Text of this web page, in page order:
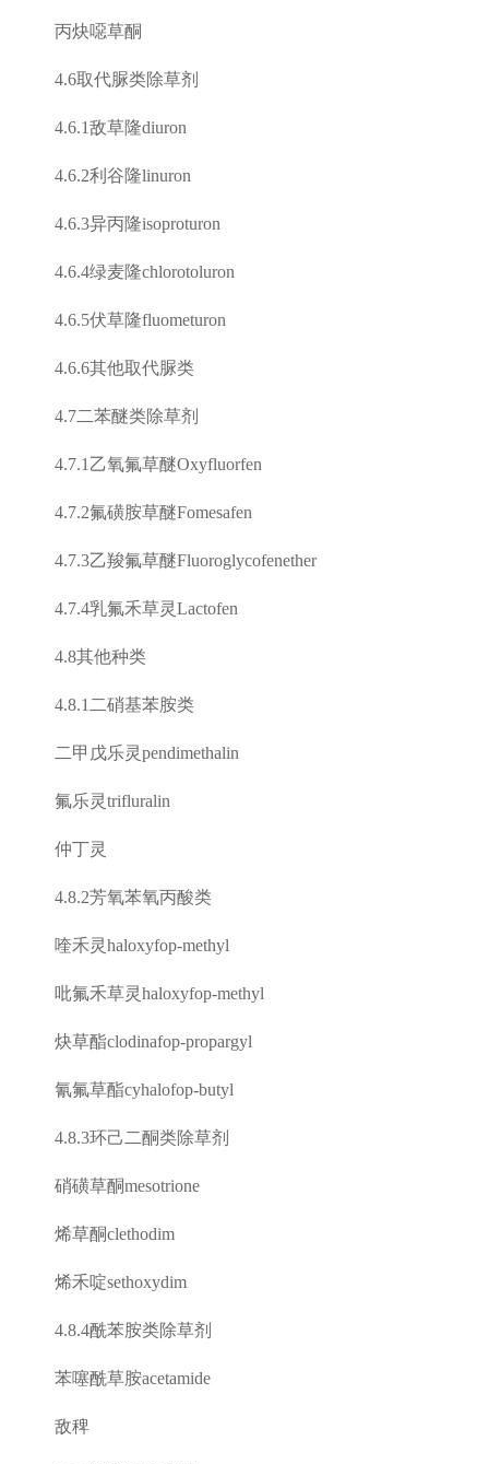
丙炔噁草酮
4.6取代脲类除草剂
4.6.1敌草隆diuron
4.6.2利谷隆linuron
4.6.3异丙隆isoproturon
4.6.4绿麦隆chlorotoluron
4.6.5伏草隆fluometuron
4.6.6其他取代脲类
4.7二苯醚类除草剂
4.7.1 乙氧氟草醚Oxyfluorfen
4.7.2氟磺胺草醚Fomesafen
4.7.3乙羧氟草醚Fluoroglycofenether
4.7.4乳氟禾草灵Lactofen
4.8其他种类
4.8.1 二硝基苯胺类
二甲戊乐灵pendimethalin
氟乐灵trifluralin
仲丁灵
4.8.2芳氧苯氧丙酸类
喹禾灵haloxyfop-methyl
吡氟禾草灵haloxyfop-methyl
炔草酯clodinafop-propargyl
氰氟草酯cyhalofop-butyl
4.8.3环己二酮类除草剂
硝磺草酮mesotrione
烯草酮clethodim
烯禾啶sethoxydim
4.8.4酰苯胺类除草剂
苯噻酰草胺acetamide
敌稗